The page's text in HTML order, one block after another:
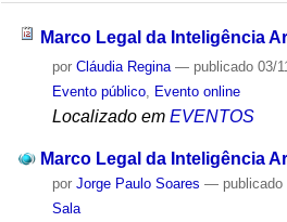
Marco Legal da Inteligência
porCláudia Regina — publicado 03/
Evento público
Evento online
Localizado em EVENTOS
Marco Legal da Inteligência
porJorge Paulo Soares — publicado
Sala